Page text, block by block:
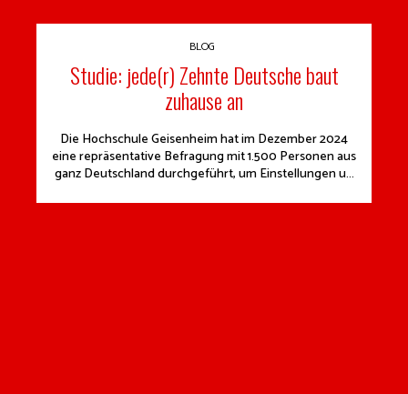
BLOG
Studie: jede(r) Zehnte Deutsche baut
zuhause an
Die Hochschule Geisenheim hat im Dezember 2024
eine repräsentative Befragung mit 1.500 Personen aus
ganz Deutschland durchgeführt, um Einstellungen u...